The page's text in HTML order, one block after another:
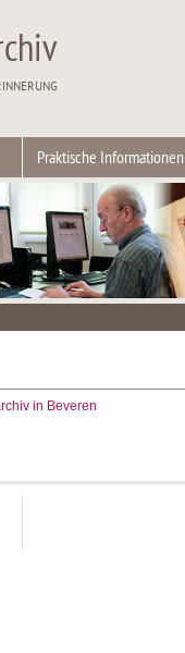
Praktische Informationen
in Beveren